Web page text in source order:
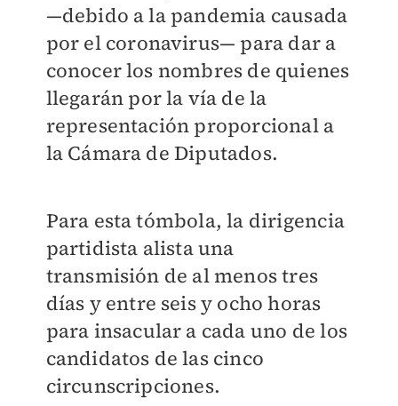
—debido a la pandemia causada
por el coronavirus— para dar a
conocer los nombres de quienes
llegarán por la vía de la
representación proporcional a
la Cámara de Diputados.
Para esta tómbola, la dirigencia
partidista alista una
transmisión de al menos tres
días y entre seis y ocho horas
para insacular a cada uno de los
candidatos de las cinco
circunscripciones.